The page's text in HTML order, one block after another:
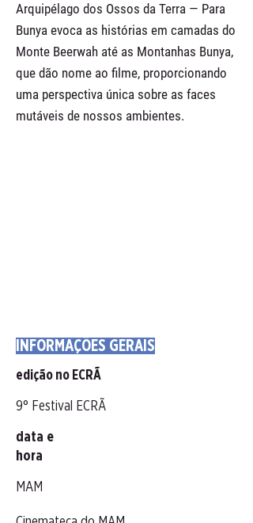
Arquipélago dos Ossos da Terra — Para
Bunya evoca as histórias em camadas do
Monte Beerwah até as Montanhas Bunya,
que dão nome ao filme, proporcionando
uma perspectiva única sobre as faces
mutáveis ​​de nossos ambientes.
INFORMAÇÕES GERAIS
edição no ECRÃ
9° Festival ECRÃ
data e
hora
MAM